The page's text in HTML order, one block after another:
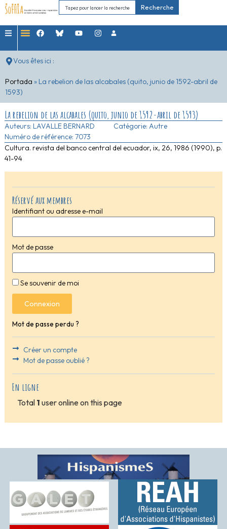
Recherche
Vous êtes ici :
Portada » La rebelion de las alcabales (quito, junio de 1592-abril de
1593)
Réservé aux membres
Identifiant ou adresse e-mail
Mot de passe
Se souvenir de moi
Connexion
Mot de passe perdu ?
Créer un compte
Mot de passe oublié ?
En ligne
Total 1 user online on this page
La rebelion de las alcabales (quito, junio de 1592-abril de 1593)
Auteurs: LAVALLE BERNARD
Numéro de référence: 7073
Catégorie: Autre
Cultura. revista del banco central del ecuador, ix, 26, 1986 (1990), p.
41-94